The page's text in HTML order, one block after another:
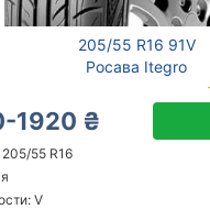
205/55 R16 91V
Росава Itegro
1920 ₴
55 R16
V